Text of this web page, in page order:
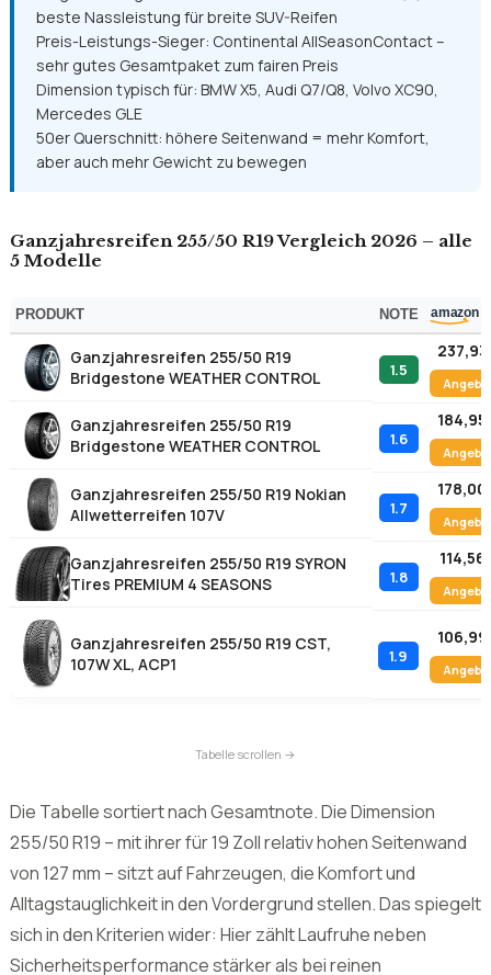
50er Querschnitt: höhere Seitenwand = mehr Komfort,
aber auch mehr Gewicht zu bewegen
Ganzjahresreifen 255/50 R19 Vergleich 2026 – alle
5 Modelle
Ganzjahresreifen 255/50 R19
Bridgestone WEATHER CONTROL
1.5
Bridgestone WEATHER CONTROL
1.6
Ganzjahresreifen 255/50 R19 Nokian
Allwetterreifen 107V
1.7
178,00
Ganzjahresreifen 255/50 R19 SYRON
Tires PREMIUM 4 SEASONS
1.8
114,56
Ganzjahresreifen 255/50 R19 CST,
106,99
Die Tabelle sortiert nach Gesamtnote. Die Dimension
von 127 mm – sitzt auf Fahrzeugen, die Komfort und
sich in den Kriterien wider: Hier zählt Laufruhe neben
Sicherheitsperformance stärker als bei reinen
Sportdimensionen.
Unsere Auszeichnungen im Ganzjahresreifen
255/50 R19 Vergleich